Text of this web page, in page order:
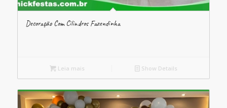
Decoração Com Cilindros Fazendinha
Leia mais Show Details